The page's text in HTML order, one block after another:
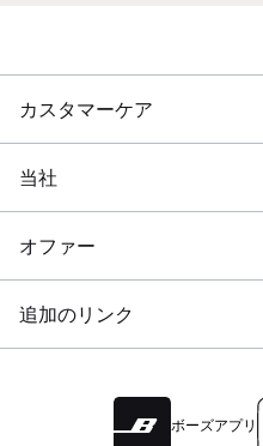
カスタマーケア
当社
オファー
追加のリンク
ボーズアプリ